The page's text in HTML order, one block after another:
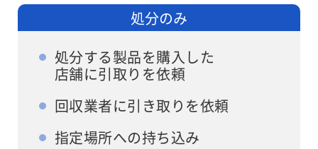
処分のみ
処分する製品を購入した
店舗に引取りを依頼
回収業者に引き取りを依頼
指定場所への持ち込み